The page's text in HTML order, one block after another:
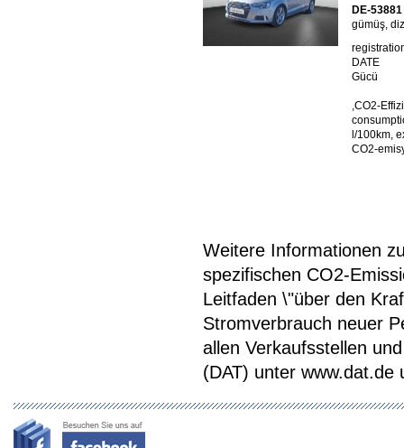
DE-
gümüş,
DATE
Gücü
,CO2-
l/100km,
CO2-
Weitere Informationen
spezifischen CO2-
Leitfaden \"über den
Stromverbrauch neuer
allen Verkaufsstellen
(DAT) unter www.dat.de